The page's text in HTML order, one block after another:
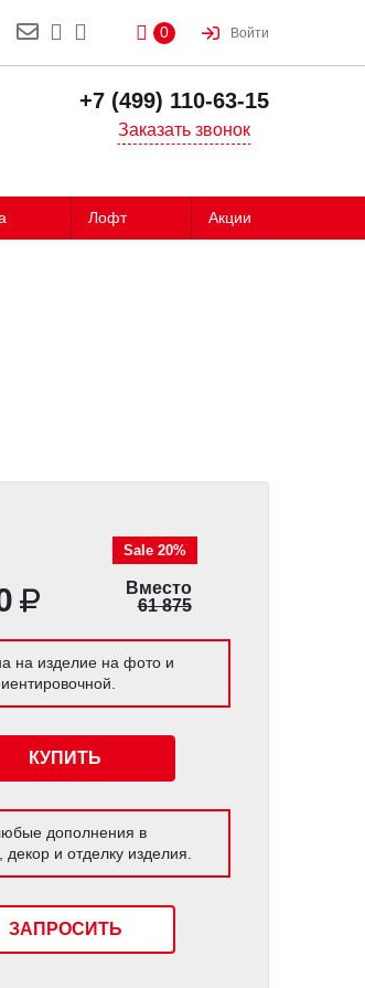
0 Войти
+7 (499) 110-63-15
Заказать звонок
Лофт Акции
Sale 20%
Вместо
61 875
на изделие на фото и
КУПИТЬ
дополнения в
декор и отделку изделия.
ЗАПРОСИТЬ